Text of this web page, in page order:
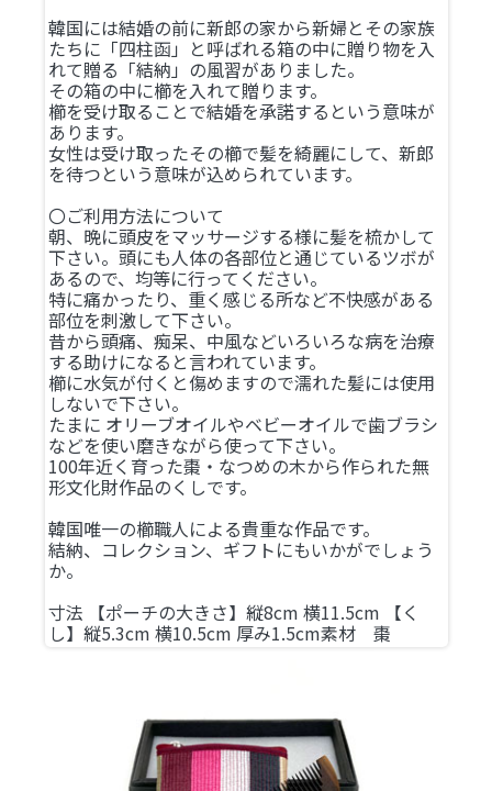
韓国には結婚の前に新郎の家から新婦とその家族
たちに「四柱函」と呼ばれる箱の中に贈り物を入
れて贈る「結納」の風習がありました。
その箱の中に櫛を入れて贈ります。
櫛を受け取ることで結婚を承諾するという意味が
あります。
女性は受け取ったその櫛で髪を綺麗にして、新郎
を待つという意味が込められています。
〇ご利用方法について
朝、晩に頭皮をマッサージする様に髪を梳かして
下さい。頭にも人体の各部位と通じているツボが
あるので、均等に行ってください。
特に痛かったり、重く感じる所など不快感がある
部位を刺激して下さい。
昔から頭痛、痴呆、中風などいろいろな病を治療
する助けになると言われています。
櫛に水気が付くと傷めますので濡れた髪には使用
しないで下さい。
たまに オリーブオイルやベビーオイルで歯ブラシ
などを使い磨きながら使って下さい。
100年近く育った棗・なつめの木から作られた無
形文化財作品のくしです。
韓国唯一の櫛職人による貴重な作品です。
結納、コレクション、ギフトにもいかがでしょう
か。
寸法 【ポーチの大きさ】縦8cm 横11.5cm 【く
し】縦5.3cm 横10.5cm 厚み1.5cm素材 棗